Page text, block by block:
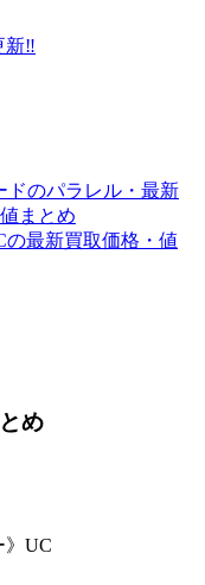
新‼
ドのパラレル・最新
まとめ
の最新買取価格・値
め